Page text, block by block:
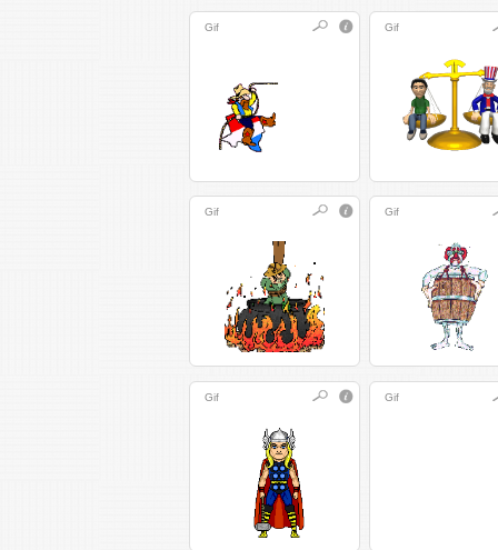
Gif Gif
Gif Gif
Gif Gif